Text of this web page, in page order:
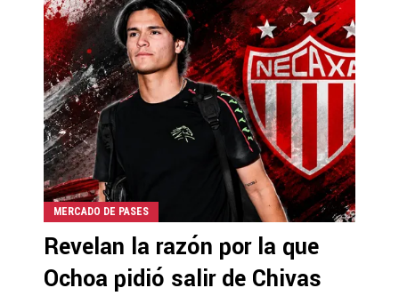
MERCADO DE PASES
Revelan la razón por la que
Ochoa pidió salir de Chivas